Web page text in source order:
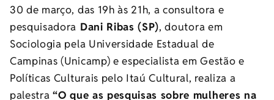
30 de março, das 19h às 21h, a consultora e
pesquisadora Dani Ribas (SP), doutora em
Sociologia pela Universidade Estadual de
Campinas (Unicamp) e especialista em Gestão e
Políticas Culturais pelo Itaú Cultural, realiza a
palestra“O que as pesquisas sobre mulheres na